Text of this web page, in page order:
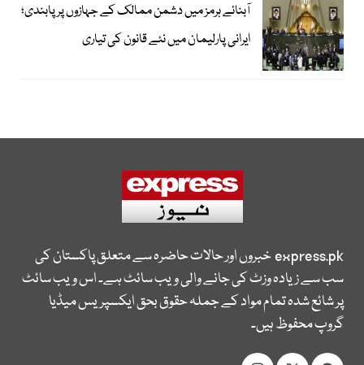
آبنائے ہرمز میں دشمن ممالک کے جہازوں پر پابندی؛
ایرانی پارلیمان میں نئے قانون کی تیاری
express.pkخبروں اور حالات حاضرہ سے متعلق پاکستان کی
سب سے زیادہ وزٹ کی جانے والی ویب سائٹ ہے۔ اس ویب سائٹ
پر شائع شدہ تمام مواد کے جملہ حقوق بحق ایکسپریس میڈیا
گروپ محفوظ ہیں۔